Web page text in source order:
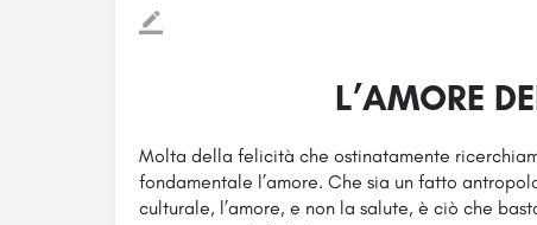
L’AMORE
Molta della felicità che ostinatamente
fondamentale l’amore. Che sia un fatto
culturale, l’amore, e non la salute, è ciò che